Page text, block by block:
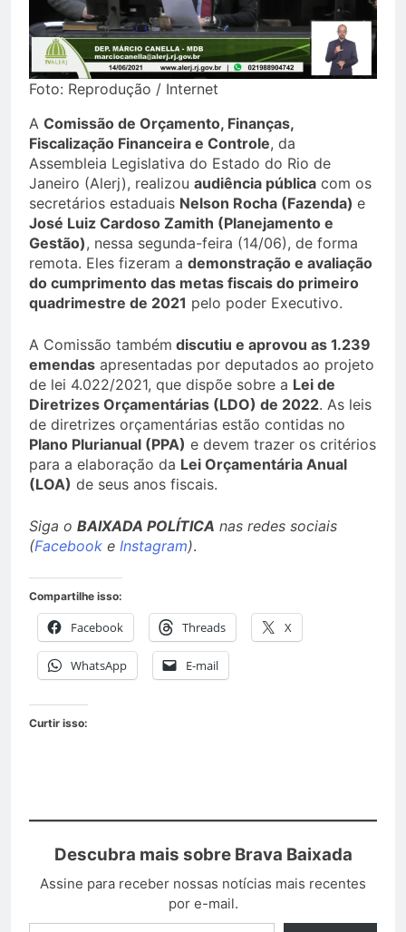
Foto: Reprodução / Internet
A Comissão de Orçamento, Finanças,
Fiscalização Financeira e Controle, da
Assembleia Legislativa do Estado do Rio de
Janeiro (Alerj), realizou audiência pública com os
secretários estaduais Nelson Rocha (Fazenda) e
José Luiz Cardoso Zamith (Planejamento e
Gestão), nessa segunda-feira (14/06), de forma
remota. Eles fizeram a demonstração e avaliação
do cumprimento das metas fiscais do primeiro
quadrimestre de 2021 pelo poder Executivo.
A Comissão também discutiu e aprovou as 1.239
emendas apresentadas por deputados ao projeto
de lei 4.022/2021, que dispõe sobre a Lei de
Diretrizes Orçamentárias (LDO) de 2022. As leis
de diretrizes orçamentárias estão contidas no
Plano Plurianual (PPA) e devem trazer os critérios
para a elaboração da Lei Orçamentária Anual
(LOA) de seus anos fiscais.
Siga o BAIXADA POLÍTICA nas redes sociais
(Facebook e Instagram).
Compartilhe isso:
Facebook Threads X
WhatsApp E-mail
Curtir isso:
Descubra mais sobre Brava Baixada
Assine para receber nossas notícias mais recentes
por e-mail.